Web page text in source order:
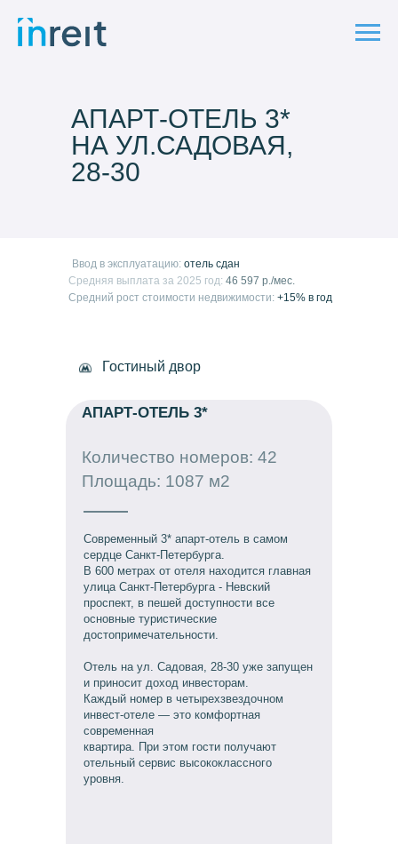
АПАРТ-ОТЕЛЬ 3*
НА УЛ.САДОВАЯ,
28-30
Современный 3* апарт-отель в самом
сердце Санкт-Петербурга.
В 600 метрах от отеля находится главная
улица Санкт-Петербурга - Невский
проспект, в пешей доступности все
основные туристические
достопримечательности.
Отель на ул. Садовая, 28-30 уже запущен
и приносит доход инвесторам.
Каждый номер в четырехзвездочном
инвест-отеле — это комфортная
современная
квартира. При этом гости получают
отельный сервис высококлассного
уровня.
Количество номеров: 42
Площадь: 1087 м2
АПАРТ-ОТЕЛЬ 3*
Ввод в эксплуатацию: отель сдан
Средняя выплата за 2025 год: 46 597 р./мес.
Средний рост стоимости недвижимости: +15% в год
Гостиный двор